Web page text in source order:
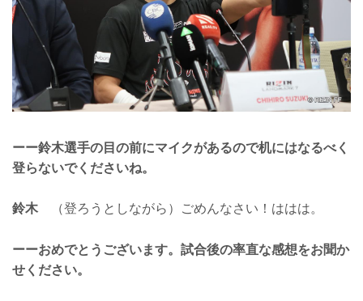
ーー鈴木選手の目の前にマイクがあるので机にはなるべく
登らないでくださいね。
鈴木 （登ろうとしながら）ごめんなさい！ははは。
ーーおめでとうございます。試合後の率直な感想をお聞か
せください。